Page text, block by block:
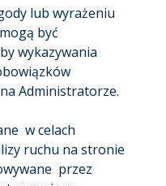
lub wyrażeniu
być
wykazywania
Administratorze.
w celach
ruchu na stronie
przez